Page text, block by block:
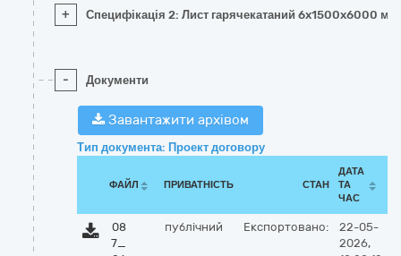
+ Специфікація 2: Лист гарячекатаний 6x1500x6000
- Документи
Завантажити архівом
Тип документа: Проект договору
ФАЙЛ ПРИВАТНІСТЬ СТАН
ДАТА
ТА
ЧАС
08
7_
публічний Експортовано:
22-05-
2026,